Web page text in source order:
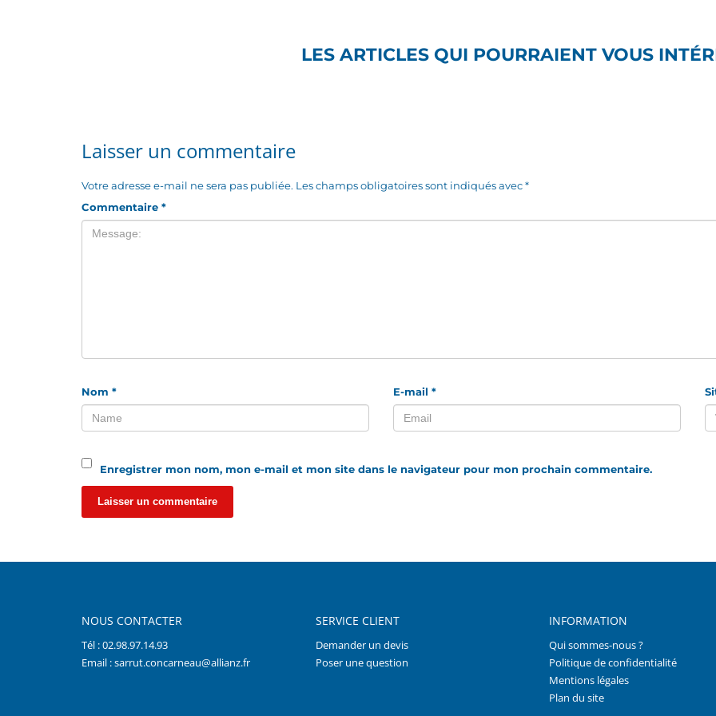
LES ARTICLES QUI POURRAIENT VOUS
Laisser un commentaire
Votre adresse e-mail ne sera pas publiée. Les champs obligatoires sont indiqués avec*
Commentaire *
Nom * E-mail *
Enregistrer mon nom, mon e-mail et mon site dans le navigateur pour mon prochain commentaire.
NOUS CONTACTER
Tél : 02.98.97.14.93
Email : sarrut.concarneau@allianz.fr
SERVICE CLIENT
Demander un devis
Poser une question
INFORMATION
Qui sommes-nous ?
Politique de confidentialité
Mentions légales
Plan du site